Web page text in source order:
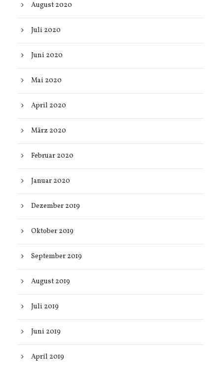
August 2020
Juli 2020
Juni 2020
Mai 2020
April 2020
März 2020
Februar 2020
Januar 2020
Dezember 2019
Oktober 2019
September 2019
August 2019
Juli 2019
Juni 2019
April 2019